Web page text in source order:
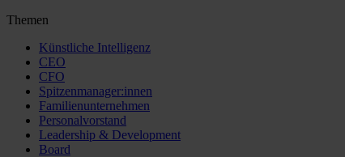
Themen
Künstliche Intelligenz
CEO
CFO
Spitzenmanager:innen
Familienunternehmen
Personalvorstand
Leadership & Development
Board